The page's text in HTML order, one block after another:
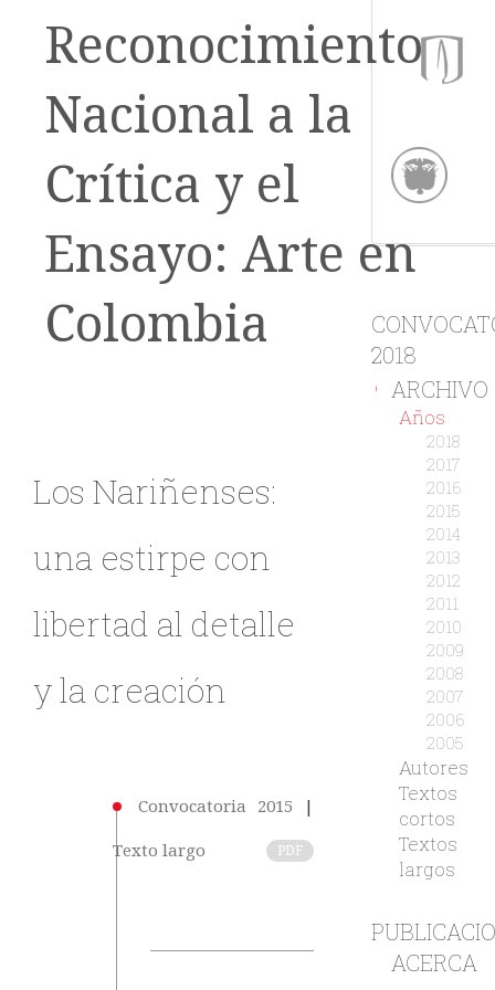
2018
- ARCHIVO
Años
2018
2017
2016
2015
2014
2013
2012
2011
2010
2009
2008
2007
2006
2005
Autores
Textos
cortos
Textos
largos
ACERCA
Reconocimiento
Nacional a la
Crítica y el
Ensayo: Arte en
Colombia
Los Nariñenses:
una estirpe con
libertad al detalle
y la creación
Convocatoria 2015 |
Texto largo PDF